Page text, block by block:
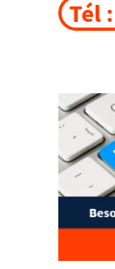
Tél